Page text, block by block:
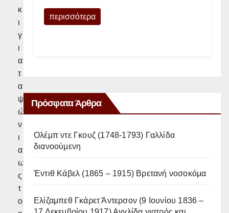
κ
ι
γ
ι
α
τ
α
ψ
ώ
ν
ι
α
ω
ς
τ
ο
περισσότερα
Πρόσφατα Άρθρα
Ολέμπ ντε Γκουζ (1748-1793) Γαλλίδα
διανοούμενη
Έντιθ Κάβελ (1865 – 1915) Βρετανή νοσοκόμα
Ελίζαμπεθ Γκάρετ Άντερσον (9 Ιουνίου 1836 –